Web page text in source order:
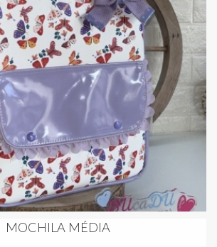
MOCHILA MÉDIA